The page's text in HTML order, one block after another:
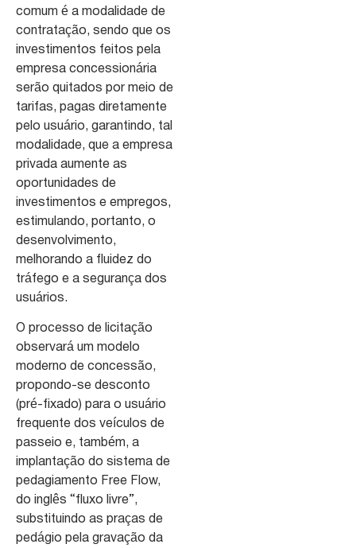
comum é a modalidade de
contratação, sendo que os
investimentos feitos pela
empresa concessionária
serão quitados por meio de
tarifas, pagas diretamente
pelo usuário, garantindo, tal
modalidade, que a empresa
privada aumente as
oportunidades de
investimentos e empregos,
estimulando, portanto, o
desenvolvimento,
melhorando a fluidez do
tráfego e a segurança dos
usuários.
O processo de licitação
observará um modelo
moderno de concessão,
propondo-se desconto
(pré-fixado) para o usuário
frequente dos veículos de
passeio e, também, a
implantação do sistema de
pedagiamento Free Flow,
do inglês “fluxo livre”,
substituindo as praças de
pedágio pela gravação da